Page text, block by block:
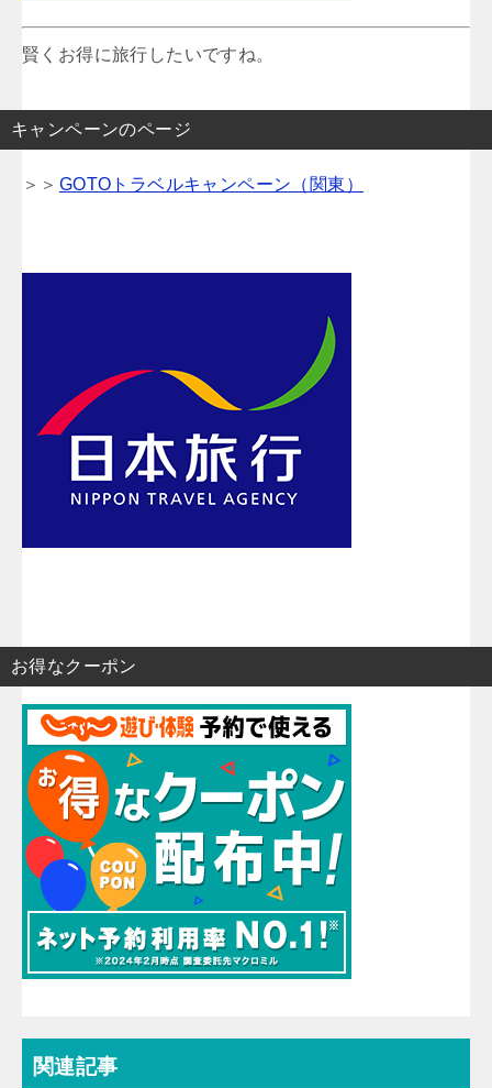
賢くお得に旅行したいですね。
キャンペーンのページ
＞＞ GOTOトラベルキャンペーン（関東）
お得なクーポン
関連記事